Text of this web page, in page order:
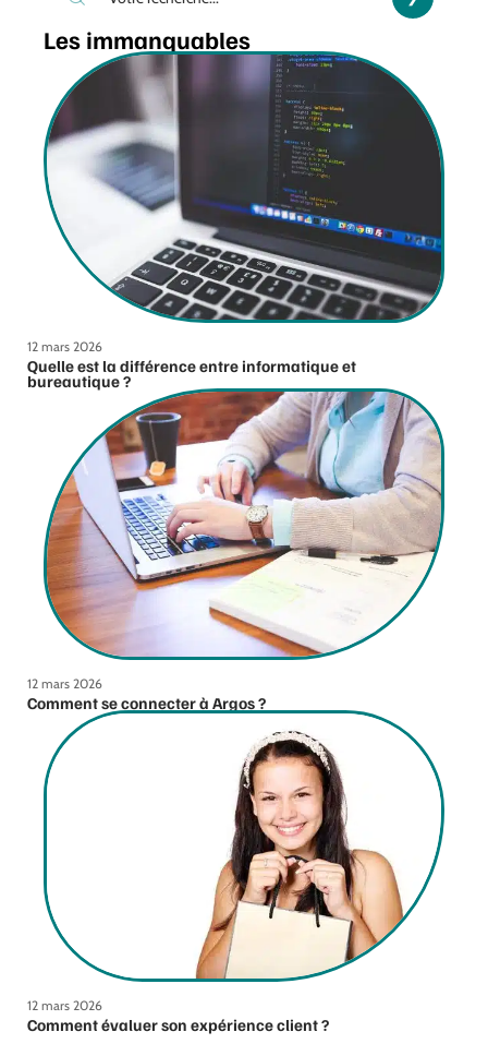
Les immanquables
12 mars 2026
Quelle est la différence entre informatique et
bureautique ?
12 mars 2026
Comment se connecter à Argos ?
12 mars 2026
Comment évaluer son expérience client ?